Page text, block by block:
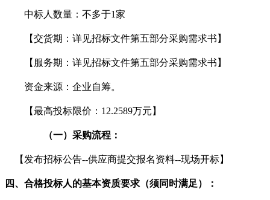
中标人数量：不多于1家
【交货期： 详见招标文件第五部分采购需求书 】
【服务期： 详见招标文件第五部分采购需求书 】
资金来源：企业自筹。
【最高投标限价： 12.2589万元 】
（一） 采购流程：
【 发布招标公告--供应商提交报名资料--现场开标】
四、 合格投标人的基本资质要求（须同时满足）：